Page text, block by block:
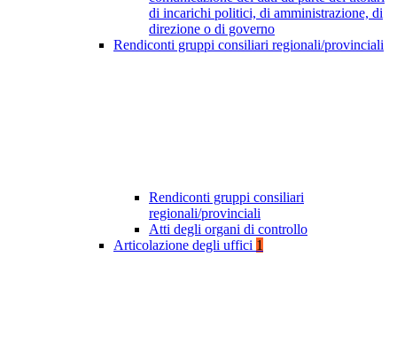
di incarichi politici, di amministrazione, di
direzione o di governo
Rendiconti gruppi consiliari regionali/provinciali
Rendiconti gruppi consiliari
regionali/provinciali
Atti degli organi di controllo
Articolazione degli uffici 1